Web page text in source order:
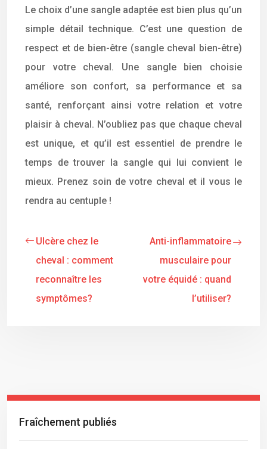
Le choix d’une sangle adaptée est bien plus qu’un
simple détail technique. C’est une question de
respect et de bien-être (sangle cheval bien-être)
pour votre cheval. Une sangle bien choisie
améliore son confort, sa performance et sa
santé, renforçant ainsi votre relation et votre
plaisir à cheval. N’oubliez pas que chaque cheval
est unique, et qu’il est essentiel de prendre le
temps de trouver la sangle qui lui convient le
mieux. Prenez soin de votre cheval et il vous le
rendra au centuple !
Ulcère chez le
cheval : comment
reconnaître les
symptômes?
Anti-inflammatoire
musculaire pour
votre équidé : quand
l’utiliser?
Fraîchement publiés